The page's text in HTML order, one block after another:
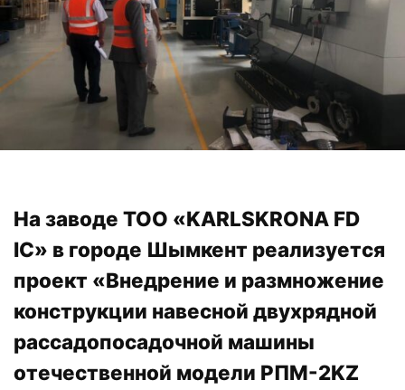
На заводе ТОО «KARLSKRONA FD
IC» в городе Шымкент реализуется
проект «Внедрение и размножение
конструкции навесной двухрядной
рассадопосадочной машины
отечественной модели РПМ-2KZ